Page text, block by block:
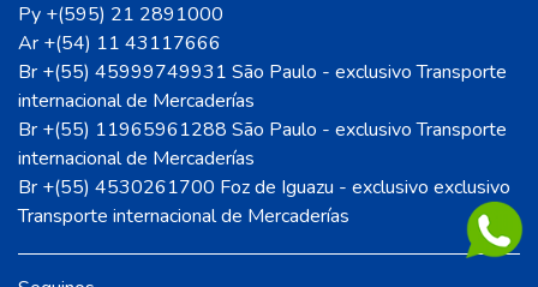
Py +(595) 21 2891000
Ar +(54) 11 43117666
Br +(55) 45999749931 São Paulo - exclusivo Transporte
internacional de Mercaderías
Br +(55) 11965961288 São Paulo - exclusivo Transporte
internacional de Mercaderías
Br +(55) 4530261700 Foz de Iguazu - exclusivo exclusivo
Transporte internacional de Mercaderías